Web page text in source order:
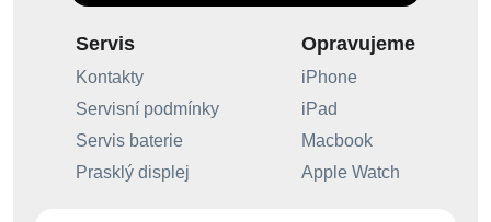
Servis
Kontakty
Servisní podmínky
Servis baterie
Prasklý displej
Opravujeme
iPhone
iPad
Macbook
Apple Watch